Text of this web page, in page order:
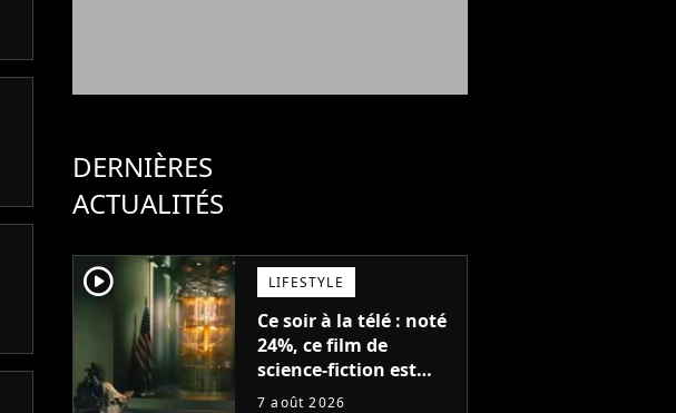
DERNIÈRES
ACTUALITÉS
player2 LIFESTYLE
Ce soir à la télé : noté
24%, ce film de
science-fiction est
complètement raté,
7 août 2026